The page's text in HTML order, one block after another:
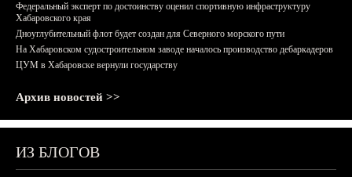
Федеральный эксперт по достоинству оценил спортивную инфраструктуру
Хабаровского края
Дноуглубительный флот будет создан для Северного морского пути
На Хабаровском судостроительном заводе началось производство дебаркадеров
ЦУМ в Хабаровске вернули государству
Архив новостей >>
ИЗ БЛОГОВ